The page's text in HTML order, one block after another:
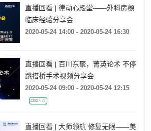
直播回看 | 律动心殿堂——外科房颤
临床经验分享会
2020-05-24 14:00 - 2020-05-24 16:30
直播回看 | 百川东聚，菁英论术 不停
跳搭桥手术视频分享会
2020-05-24 09:00 - 2020-05-24 12:15
1352人次
直播回看 | 大师领航 修复无限——美